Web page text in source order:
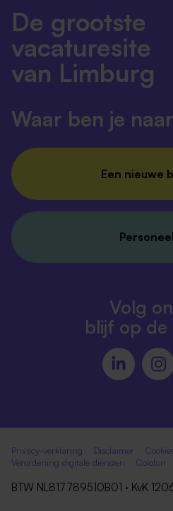
De grootste
vacaturesite
van Limburg
Waar ben je
Een nieuwe
Personeel
Volg
blijf op de
Privacy-verklaring Disclaimer
Verordening digitale diensten
Colofon
BTW NL817789510B01 · KvK